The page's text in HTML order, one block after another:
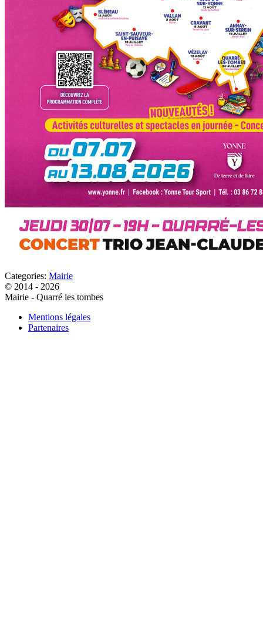
Categories: Mairie
© 2014 - 2026
Mairie - Quarré les tombes
Mentions légales
Partenaires